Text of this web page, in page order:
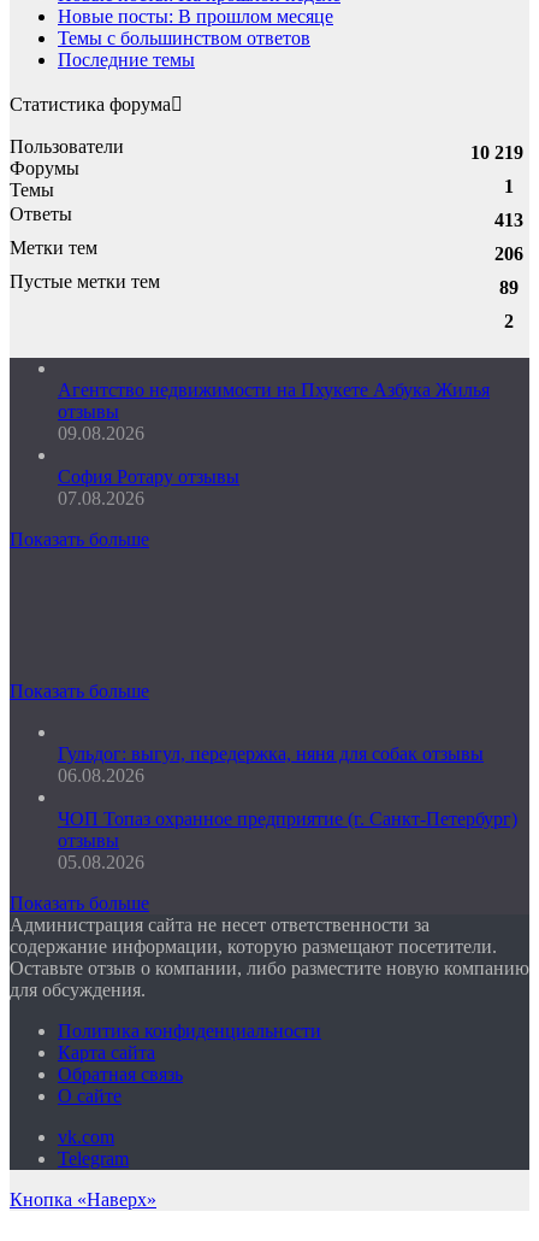
Новые посты: В прошлом месяце
Темы с большинством ответов
Последние темы
Статистика форума
Пользователи 10 219
Форумы
1
Темы
413
Ответы
206
Метки тем
89
Пустые метки тем
2
Агентство недвижимости на Пхукете Азбука Жилья
отзывы
09.08.2026
София Ротару отзывы
07.08.2026
Показать больше
Показать больше
Гульдог: выгул, передержка, няня для собак отзывы
06.08.2026
ЧОП Топаз охранное предприятие (г. Санкт-Петербург)
отзывы
05.08.2026
Показать больше
Администрация сайта не несет ответственности за
содержание информации, которую размещают посетители.
Оставьте отзыв о компании, либо разместите новую компанию
для обсуждения.
Политика конфиденциальности
Карта сайта
Обратная связь
О сайте
vk.com
Telegram
Кнопка «Наверх»